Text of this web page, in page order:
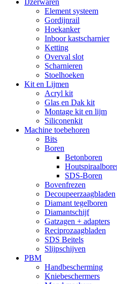
IJzerwaren
Element systeem
Gordijnrail
Hoekanker
Inboor kastscharnier
Ketting
Overval slot
Scharnieren
Stoelhoeken
Kit en Lijmen
Acryl kit
Glas en Dak kit
Montage kit en lijm
Siliconenkit
Machine toebehoren
Bits
Boren
Betonboren
SDS-Boren
Bovenfrezen
Decoupeerzaagbladen
Diamant tegelboren
Diamantschijf
Gatzagen + adapters
Reciprozaagbladen
SDS Beitels
Slijpschijven
PBM
Handbescherming
Kniebeschermers